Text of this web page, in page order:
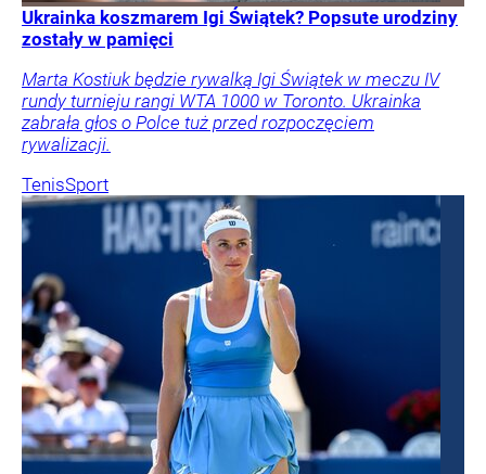
Ukrainka koszmarem Igi Świątek? Popsute urodziny
zostały w pamięci
Marta Kostiuk będzie rywalką Igi Świątek w meczu IV
rundy turnieju rangi WTA 1000 w Toronto. Ukrainka
zabrała głos o Polce tuż przed rozpoczęciem
rywalizacji.
TenisSport